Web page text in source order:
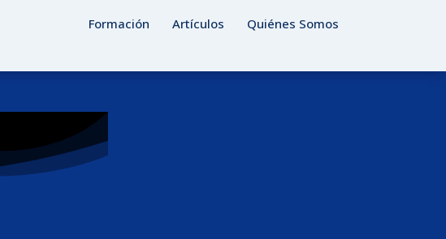
Formación Artículos Quiénes Somos